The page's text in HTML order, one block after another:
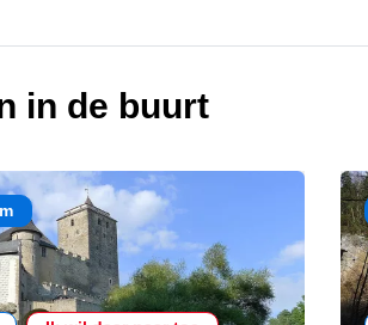
in de buurt